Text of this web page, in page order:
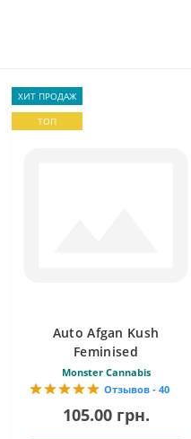
ХИТ ПРОДАЖ
ТОП
Auto Afgan Kush
Feminised
Monster Cannabis
Отзывов - 40
105.00 грн.